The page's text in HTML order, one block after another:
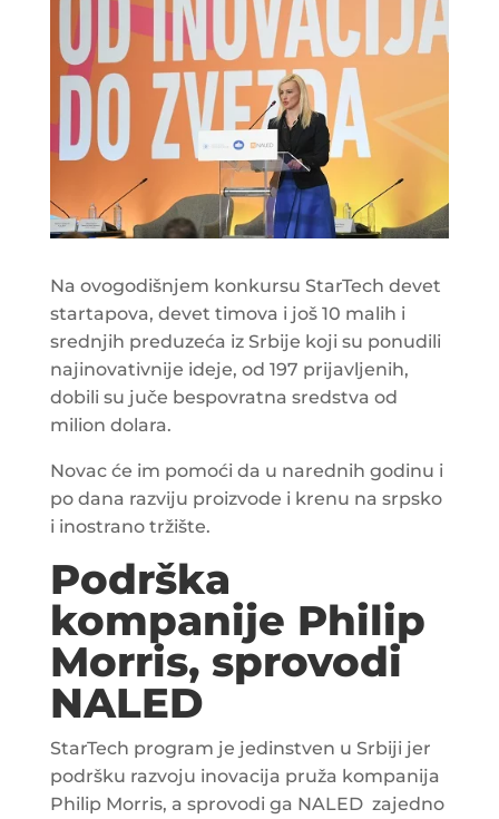
Na ovogodišnjem konkursu StarTech devet
startapova, devet timova i još 10 malih i
srednjih preduzeća iz Srbije koji su ponudili
najinovativnije ideje, od 197 prijavljenih,
dobili su juče bespovratna sredstva od
milion dolara.
Novac će im pomoći da u narednih godinu i
po dana razviju proizvode i krenu na srpsko
i inostrano tržište.
Podrška
kompanije Philip
Morris, sprovodi
NALED
StarTech program je jedinstven u Srbiji jer
podršku razvoju inovacija pruža kompanija
Philip Morris, a sprovodi ga NALED zajedno